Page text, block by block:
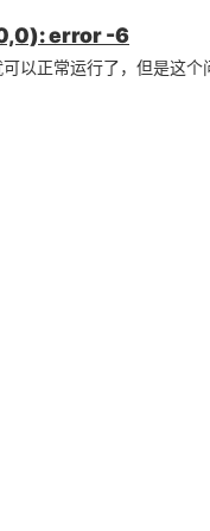
error -6
以正常运行了，但是这个